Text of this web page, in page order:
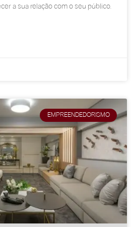
a sua relação com o seu público.
EMPREENDEDORISMO